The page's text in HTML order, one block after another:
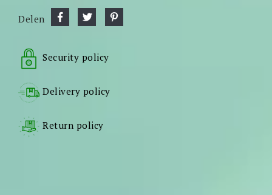
Delen
Security policy
Delivery policy
Return policy